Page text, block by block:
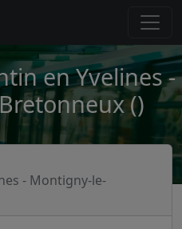
en Yvelines -
()
- Montigny-le-